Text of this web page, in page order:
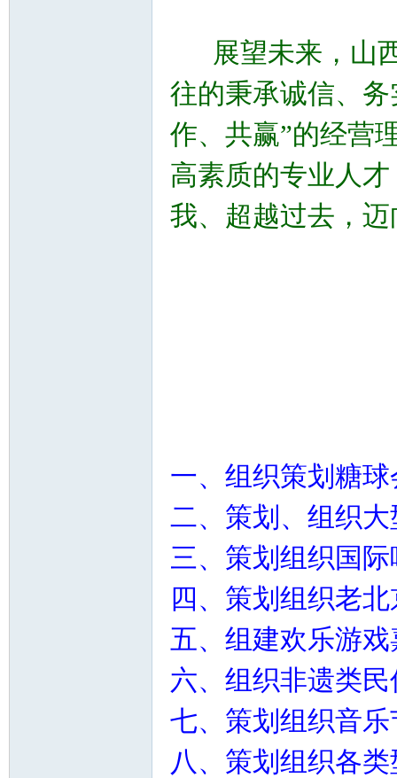
展望未来，山西
往的秉承诚信、
作、共赢”的经营
高素质的专业人
我、超越过去，
一、组织策划糖球
二、策划、组织
三、策划组织国
四、策划组织老
五、组建欢乐游
六、组织非遗类
七、策划组织音
八、策划组织各